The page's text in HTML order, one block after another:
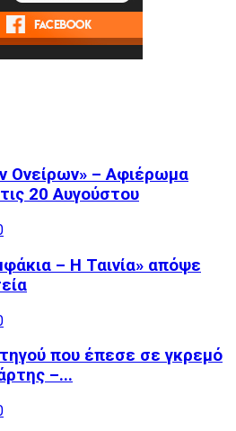
Ονείρων» – Αφιέρωμα
20 Αυγούστου
– Η Ταινία» απόψε
που έπεσε σε γκρεμό
–...